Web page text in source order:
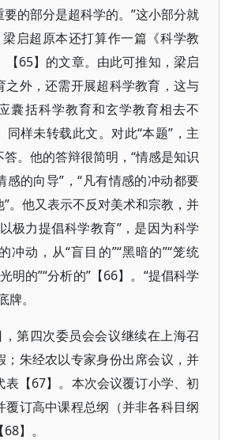
的部分是超科学的。”这小部分就
梁启超原本还打算作一篇《科学教
【65】的文章。由此可推知，梁启
之外，还需开展超科学教育，这与
囊括科学教育和玄学教育相去不
同样未转载此文。对此“本题”，主
。他的答辩很简明，“情感是知识
感的向导”，“凡有情感的冲动都要
。他又表示不反对美术和宗教，并
极力提倡科学教育”，是因为科学
冲动，从“盲目的”“黑暗的”“笼统
明的”“分析的”【66】。“提倡科学
。
第四次委员会会议继续在上海召
；朱经农以专家身份出席会议，并
表【67】。本次会议覆订小学、初
覆订高中课程总纲（并非各科目纲
】。